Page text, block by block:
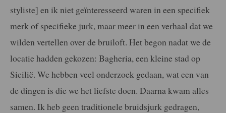
styliste] en ik niet geïnteresseerd waren in een specifiek
merk of specifieke jurk, maar meer in een verhaal dat we
wilden vertellen over de bruiloft. Het begon nadat we de
locatie hadden gekozen: Bagheria, een kleine stad op
Sicilië. We hebben veel onderzoek gedaan, wat een van
de dingen is die we het liefste doen. Daarna kwam alles
samen. Ik heb geen traditionele bruidsjurk gedragen,